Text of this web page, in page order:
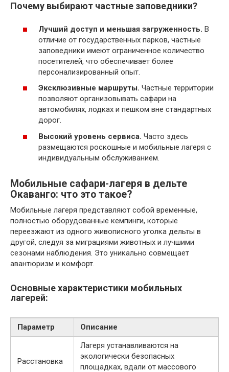
Почему выбирают частные заповедники?
Лучший доступ и меньшая загруженность. В
отличие от государственных парков, частные
заповедники имеют ограниченное количество
посетителей, что обеспечивает более
персонализированный опыт.
Эксклюзивные маршруты. Частные территории
позволяют организовывать сафари на
автомобилях, лодках и пешком вне стандартных
дорог.
Высокий уровень сервиса. Часто здесь
размещаются роскошные и мобильные лагеря с
индивидуальным обслуживанием.
Мобильные сафари-лагеря в дельте
Окаванго: что это такое?
Мобильные лагеря представляют собой временные,
полностью оборудованные кемпинги, которые
переезжают из одного живописного уголка дельты в
другой, следуя за миграциями животных и лучшими
сезонами наблюдения. Это уникально совмещает
авантюризм и комфорт.
Основные характеристики мобильных
лагерей:
Параметр Описание
Расстановка
Лагеря устанавливаются на
экологически безопасных
площадках, вдали от массового